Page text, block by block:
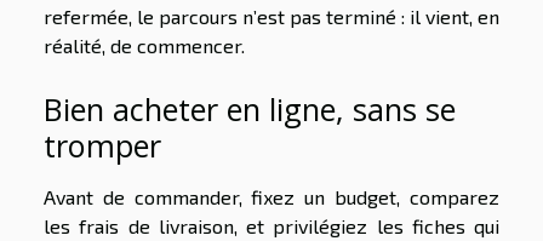
refermée, le parcours n’est pas terminé : il vient, en
réalité, de commencer.
Bien acheter en ligne, sans se
tromper
Avant de commander, fixez un budget, comparez
les frais de livraison, et privilégiez les fiches qui